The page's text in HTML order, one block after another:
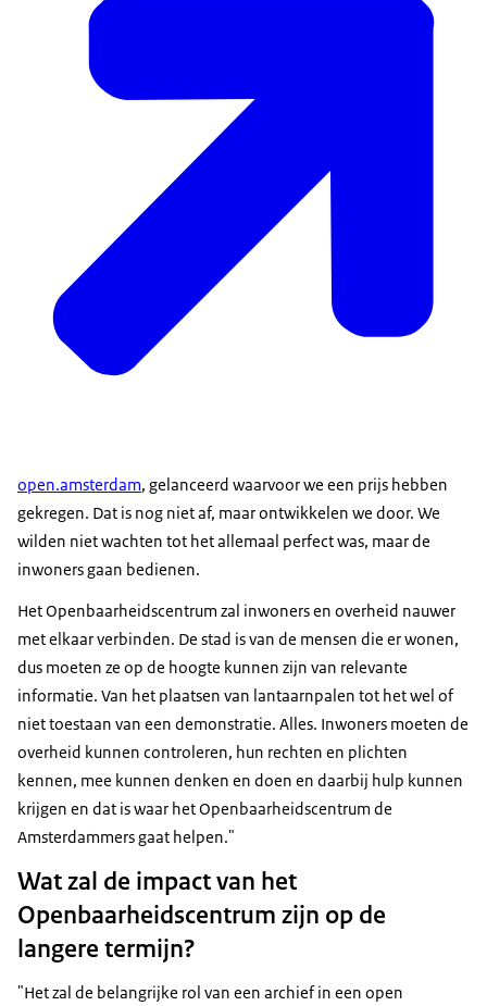
open.amsterdam, gelanceerd waarvoor we een prijs hebben
gekregen. Dat is nog niet af, maar ontwikkelen we door. We
wilden niet wachten tot het allemaal perfect was, maar de
inwoners gaan bedienen.
Het Openbaarheidscentrum zal inwoners en overheid nauwer
met elkaar verbinden. De stad is van de mensen die er wonen,
dus moeten ze op de hoogte kunnen zijn van relevante
informatie. Van het plaatsen van lantaarnpalen tot het wel of
niet toestaan van een demonstratie. Alles. Inwoners moeten de
overheid kunnen controleren, hun rechten en plichten
kennen, mee kunnen denken en doen en daarbij hulp kunnen
krijgen en dat is waar het Openbaarheidscentrum de
Amsterdammers gaat helpen."
Wat zal de impact van het
Openbaarheidscentrum zijn op de
langere termijn?
"Het zal de belangrijke rol van een archief in een open